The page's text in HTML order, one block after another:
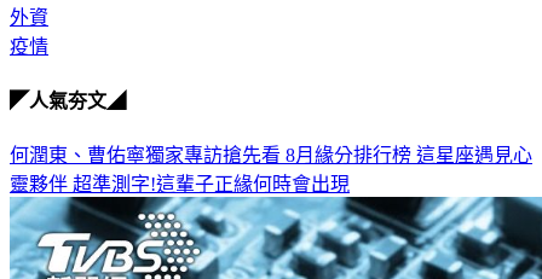
外資
疫情
◤人氣夯文◢
何潤東、曹佑寧獨家專訪搶先看 8月緣分排行榜 這星座遇見心
靈夥伴 超準測字!這輩子正緣何時會出現